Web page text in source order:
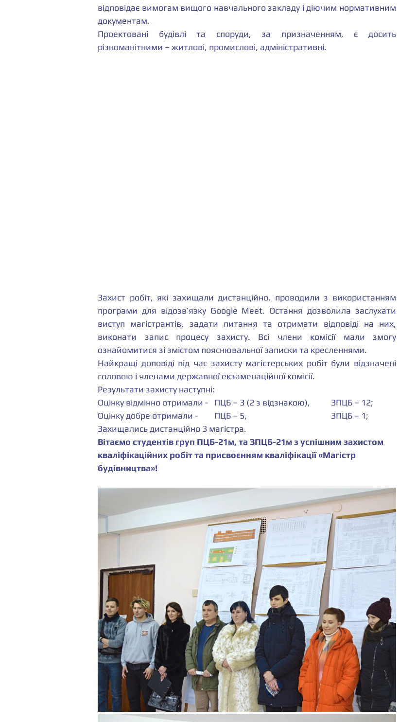
відповідає вимогам вищого навчального закладу і діючим нормативним
документам.
Проектовані будівлі та споруди, за призначенням, є досить
різноманітними – житлові, промислові, адміністративні.
Захист робіт, які захищали дистанційно, проводили з використанням
програми для відозв’язку Google Meet. Остання дозволила заслухати
виступ магістрантів, задати питання та отримати відповіді на них,
виконати запис процесу захисту. Всі члени комісії мали змогу
ознайомитися зі змістом пояснювальної записки та кресленнями.
Найкращі доповіді під час захисту магістерських робіт були відзначені
головою і членами державної екзаменаційної комісії.
Результати захисту наступні:
Оцінку відмінно отримали - 	ПЦБ – 3 (2 з відзнакою), 	ЗПЦБ – 12;
Оцінку добре отримали - 	ПЦБ – 5, 					ЗПЦБ – 1;
Захищались дистанційно 3 магістра.
Вітаємо студентів груп ПЦБ-21м, та ЗПЦБ-21м з успішним захистом
кваліфікаційних робіт та присвоєнням кваліфікації «Магістр
будівництва»!